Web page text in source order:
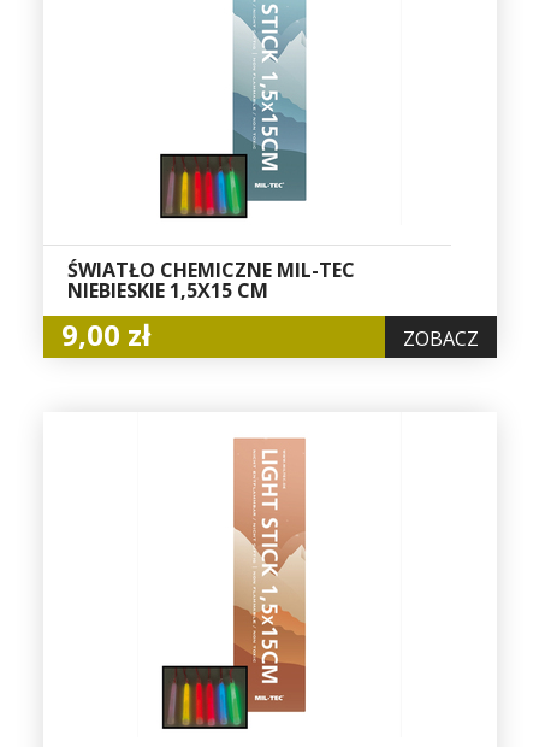
ŚWIATŁO CHEMICZNE MIL-TEC
NIEBIESKIE 1,5X15 CM
9,00 zł ZOBACZ